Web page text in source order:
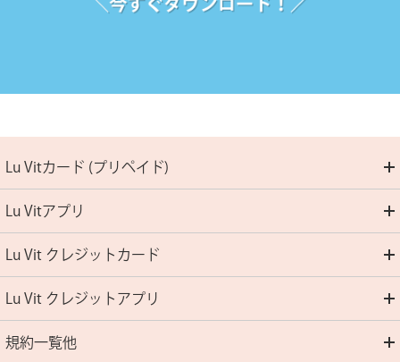
Lu Vitカード (プリペイド)
Lu Vitアプリ
Lu Vit クレジットカード
Lu Vit クレジットアプリ
規約一覧他